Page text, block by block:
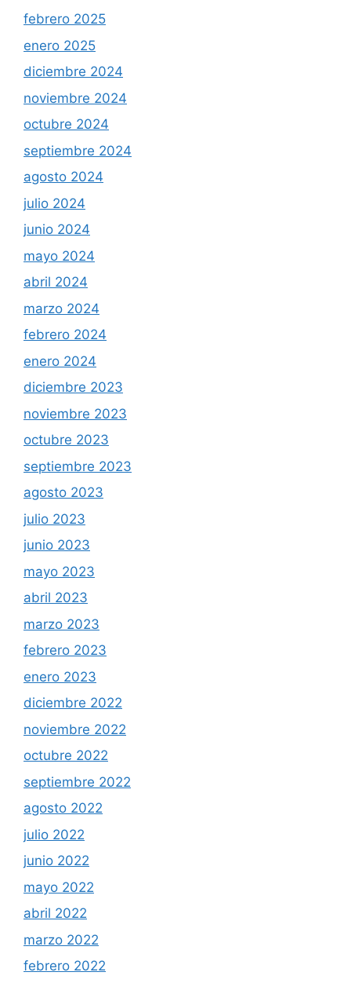
febrero 2025
enero 2025
diciembre 2024
noviembre 2024
octubre 2024
septiembre 2024
agosto 2024
julio 2024
junio 2024
mayo 2024
abril 2024
marzo 2024
febrero 2024
enero 2024
diciembre 2023
noviembre 2023
octubre 2023
septiembre 2023
agosto 2023
julio 2023
junio 2023
mayo 2023
abril 2023
marzo 2023
febrero 2023
enero 2023
diciembre 2022
noviembre 2022
octubre 2022
septiembre 2022
agosto 2022
julio 2022
junio 2022
mayo 2022
abril 2022
marzo 2022
febrero 2022